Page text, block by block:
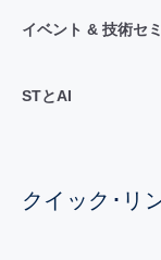
イベント & 技術セ
STとAI
クイック･リ